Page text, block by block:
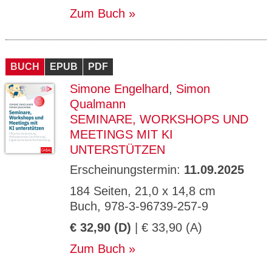
Zum Buch
BUCH EPUB PDF
Simone Engelhard, Simon
Qualmann
SEMINARE, WORKSHOPS UND
MEETINGS MIT KI
UNTERSTÜTZEN
Erscheinungstermin: 11.09.2025
184 Seiten, 21,0 x 14,8 cm
Buch, 978-3-96739-257-9
€ 32,90 (D) | € 33,90 (A)
Zum Buch